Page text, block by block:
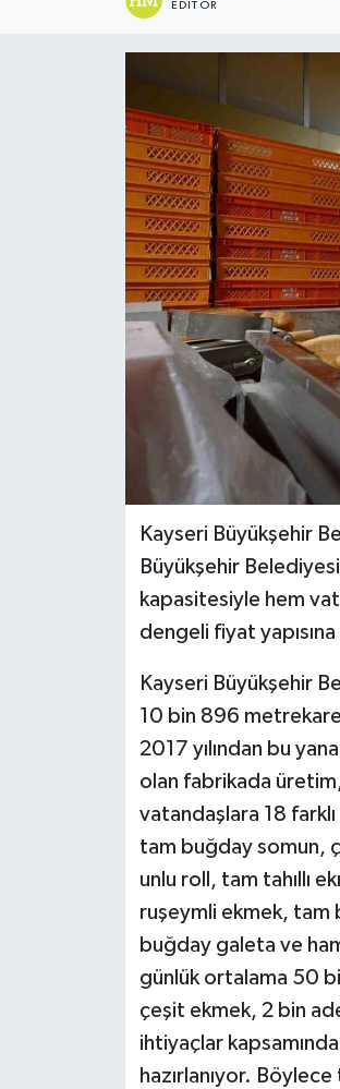
EDITÖR
Kayseri Büyükşehir
Büyükşehir
kapasitesiyle hem
dengeli fiyat yapısına
Kayseri Büyükşehir
10 bin 896
2017 yılından bu
olan fabrikada
vatandaşlara 18
tam buğday somun,
unlu roll, tam tahıllı
ruşeymli ekmek,
buğday galeta ve
günlük ortalama 50
çeşit ekmek, 2 bin
ihtiyaçlar
hazırlanıyor.